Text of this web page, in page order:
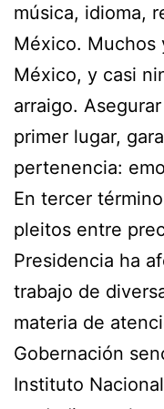
música, idioma,
México. Muchos
México, y casi
arraigo.
primer lugar,
pertenencia:
En tercer
pleitos entre
Presidencia ha
trabajo de
materia de
Gobernación
Instituto